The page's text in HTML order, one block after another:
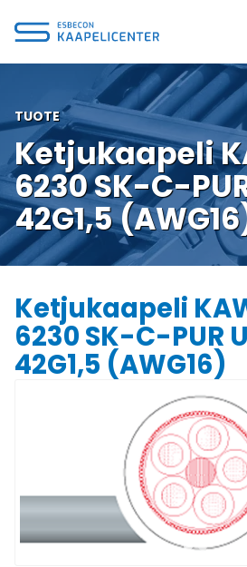
sisältöön
TUOTE
Ketjukaapeli
6230 SK-C-
42G1,5
Ketjukaapeli
6230 SK-C-PUR
42G1,5 (AWG16)